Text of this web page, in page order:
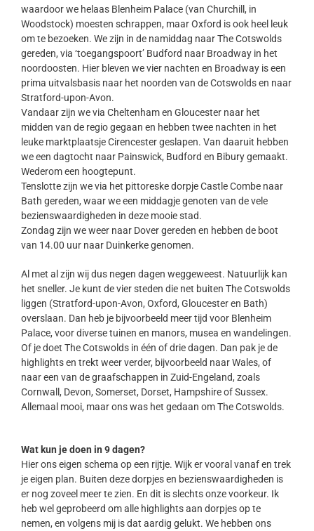
waardoor we helaas Blenheim Palace (van Churchill, in
Woodstock) moesten schrappen, maar Oxford is ook heel leuk
om te bezoeken. We zijn in de namiddag naar The Cotswolds
gereden, via ‘toegangspoort’ Budford naar Broadway in het
noordoosten. Hier bleven we vier nachten en Broadway is een
prima uitvalsbasis naar het noorden van de Cotswolds en naar
Stratford-upon-Avon.
Vandaar zijn we via Cheltenham en Gloucester naar het
midden van de regio gegaan en hebben twee nachten in het
leuke marktplaatsje Cirencester geslapen. Van daaruit hebben
we een dagtocht naar Painswick, Budford en Bibury gemaakt.
Wederom een hoogtepunt.
Tenslotte zijn we via het pittoreske dorpje Castle Combe naar
Bath gereden, waar we een middagje genoten van de vele
bezienswaardigheden in deze mooie stad.
Zondag zijn we weer naar Dover gereden en hebben de boot
van 14.00 uur naar Duinkerke genomen.
Al met al zijn wij dus negen dagen weggeweest. Natuurlijk kan
het sneller. Je kunt de vier steden die net buiten The Cotswolds
liggen (Stratford-upon-Avon, Oxford, Gloucester en Bath)
overslaan. Dan heb je bijvoorbeeld meer tijd voor Blenheim
Palace, voor diverse tuinen en manors, musea en wandelingen.
Of je doet The Cotswolds in één of drie dagen. Dan pak je de
highlights en trekt weer verder, bijvoorbeeld naar Wales, of
naar een van de graafschappen in Zuid-Engeland, zoals
Cornwall, Devon, Somerset, Dorset, Hampshire of Sussex.
Allemaal mooi, maar ons was het gedaan om The Cotswolds.
Wat kun je doen in 9 dagen?
Hier ons eigen schema op een rijtje. Wijk er vooral vanaf en trek
je eigen plan. Buiten deze dorpjes en bezienswaardigheden is
er nog zoveel meer te zien. En dit is slechts onze voorkeur. Ik
heb wel geprobeerd om alle highlights aan dorpjes op te
nemen, en volgens mij is dat aardig gelukt. We hebben ons